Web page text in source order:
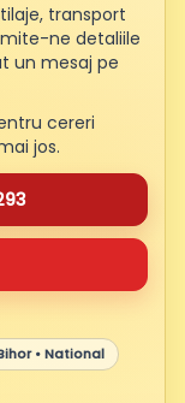
transport
ne detaliile
un mesaj pe
cereri
jos.
• National